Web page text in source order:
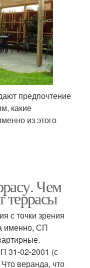
предпочтение
какие
из этого
Чем
террасы
с точки зрения
именно, СП
31-02-2001 (с
веранда, что